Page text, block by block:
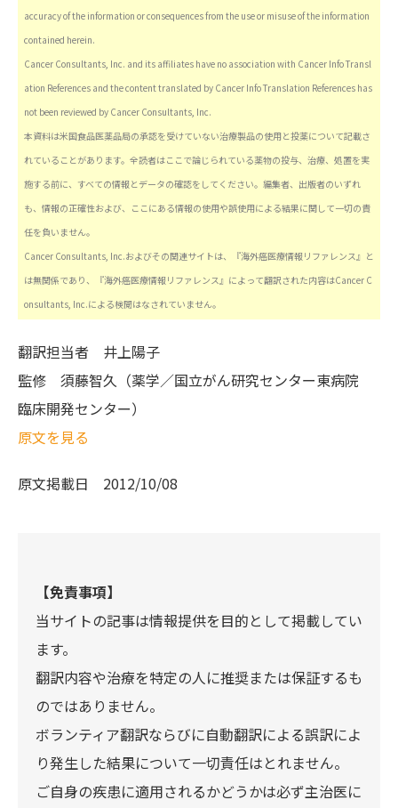
accuracy of the information or consequences from the use or misuse of the information
contained herein.
Cancer Consultants, Inc. and its affiliates have no association with Cancer Info Transl
ation References and the content translated by Cancer Info Translation References has
not been reviewed by Cancer Consultants, Inc.
本資料は米国食品医薬品局の承認を受けていない治療製品の使用と投薬について記載さ
れていることがあります。全読者はここで論じられている薬物の投与、治療、処置を実
施する前に、すべての情報とデータの確認をしてください。編集者、出版者のいずれ
も、情報の正確性および、ここにある情報の使用や誤使用による結果に関して一切の責
任を負いません。
Cancer Consultants, Inc.およびその関連サイトは、『海外癌医療情報リファレンス』と
は無関係であり、『海外癌医療情報リファレンス』によって翻訳された内容はCancer C
onsultants, Inc.による検閲はなされていません。
翻訳担当者 井上陽子
監修 須藤智久（薬学／国立がん研究センター東病院
臨床開発センター）
原文を見る
原文掲載日 2012/10/08
【免責事項】
当サイトの記事は情報提供を目的として掲載してい
ます。
翻訳内容や治療を特定の人に推奨または保証するも
のではありません。
ボランティア翻訳ならびに自動翻訳による誤訳によ
り発生した結果について一切責任はとれません。
ご自身の疾患に適用されるかどうかは必ず主治医に